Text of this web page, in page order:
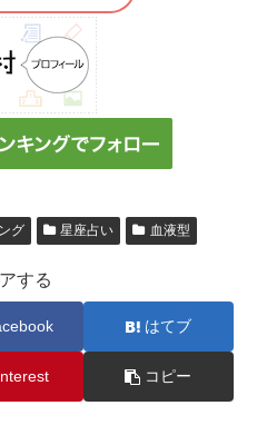
グ 星座占い 血液型
する
はてブ
コピー